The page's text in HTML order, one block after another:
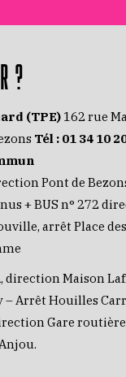
?
(TPE) 162 rue
Tél : 01 34 10
Pont de
+ BUS n° 272
arrêt Place
direction Maison
– Arrêt Houilles
Gare